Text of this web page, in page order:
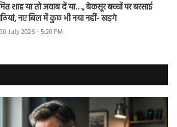
शाह या तो जवाब दें या…., बेकसूर बच्चों पर बरसाई
नए बिल में कुछ भी नया नहीं- खड़गे
30 July 2026 - 5:20 PM